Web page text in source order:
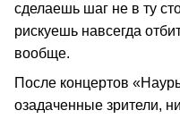
сделаешь шаг не в ту
рискуешь навсегда
вообще.
После концертов
озадаченные зрители,